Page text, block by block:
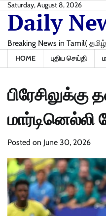
Skip
content
Saturday, August 8, 2026
Daily
Breaking News in Tamil(
HOME புதிய செய்தி
மார்டினெல்லி
Posted on June 30, 2026